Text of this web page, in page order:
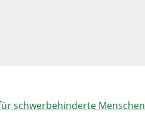
schwerbehinderte Menschen